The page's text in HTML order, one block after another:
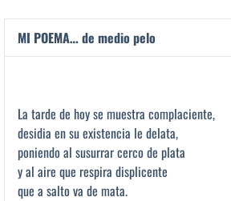
MI POEMA… de medio pelo
La tarde de hoy se muestra complaciente,
desidia en su existencia le delata,
poniendo al susurrar cerco de plata
y al aire que respira displicente
que a salto va de mata.